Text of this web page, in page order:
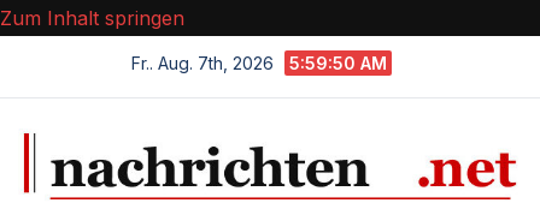
Zum Inhalt springen
Fr.. Aug. 7th, 2026 5:59:50 AM